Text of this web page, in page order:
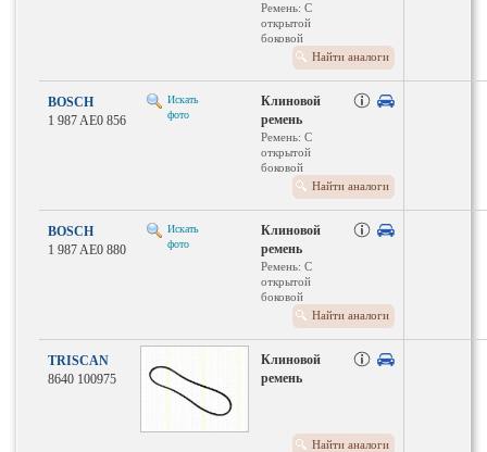
Ремень: С
открытой
боковой
поверхностьюНайти аналоги
BOSCH
1 987 AE0 856
Искать
фото
Клиновой
ремень
Ремень: С
открытой
боковой
поверхностьюНайти аналоги
BOSCH
1 987 AE0 880
Искать
фото
Клиновой
ремень
Ремень: С
открытой
боковой
поверхностьюНайти аналоги
TRISCAN
8640 100975
Клиновой
ремень
Найти аналоги